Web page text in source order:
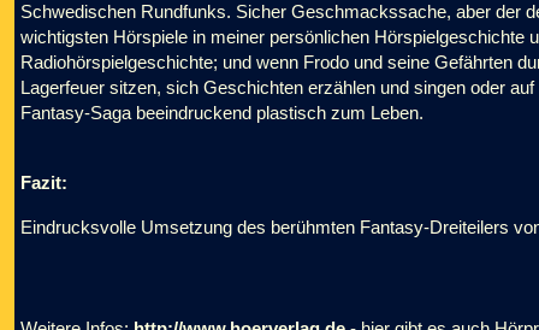
Schwedischen Rundfunks. Sicher Geschmackssache, aber der
wichtigsten Hörspiele in meiner persönlichen Hörspielgeschichte
Radiohörspielgeschichte; und wenn Frodo und seine Gefährten
Lagerfeuer sitzen, sich Geschichten erzählen und singen oder
Fantasy-Saga beeindruckend plastisch zum Leben.
Fazit:
Eindrucksvolle Umsetzung des berühmten Fantasy-Dreiteilers